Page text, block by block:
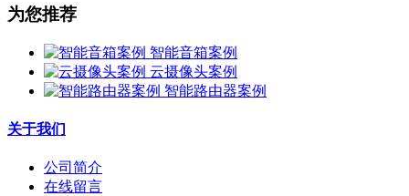
为您推荐
智能音箱案例
云摄像头案例
智能路由器案例
关于我们
公司简介
在线留言